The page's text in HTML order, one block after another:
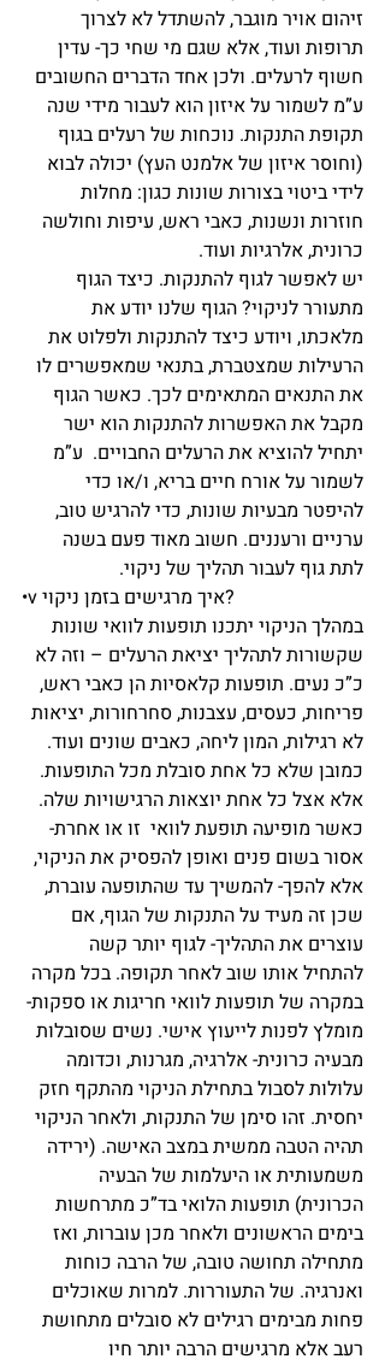
זיהום אויר מוגבר, להשתדל לא לצרוך
תרופות ועוד, אלא שגם מי שחי כך- עדין
חשוף לרעלים. ולכן אחד הדברים החשובים
ע”מ לשמור על איזון הוא לעבור מידי שנה
תקופת התנקות. נוכחות של רעלים בגוף
(וחוסר איזון של אלמנט העץ) יכולה לבוא
לידי ביטוי בצורות שונות כגון: מחלות
חוזרות ונשנות, כאבי ראש, עיפות וחולשה
כרונית, אלרגיות ועוד.
יש לאפשר לגוף להתנקות. כיצד הגוף
מתעורר לניקוי? הגוף שלנו יודע את
מלאכתו, ויודע כיצד להתנקות ולפלוט את
הרעילות שמצטברת, בתנאי שמאפשרים לו
את התנאים המתאימים לכך. כאשר הגוף
מקבל את האפשרות להתנקות הוא ישר
יתחיל להוציא את הרעלים החבויים.  ע”מ
לשמור על אורח חיים בריא, ו/או כדי
להיפטר מבעיות שונות, כדי להרגיש טוב,
ערניים ורעננים. חשוב מאוד פעם בשנה
לתת גוף לעבור תהליך של ניקוי.
•v איך מרגישים בזמן ניקוי?
במהלך הניקוי יתכנו תופעות לוואי שונות
שקשורות לתהליך יציאת הרעלים – וזה לא
כ”כ נעים. תופעות קלאסיות הן כאבי ראש,
פריחות, כעסים, עצבנות, סחרחורות, יציאות
לא רגילות, המון ליחה, כאבים שונים ועוד.
כמובן שלא כל אחת סובלת מכל התופעות.
אלא אצל כל אחת יוצאות הרגישויות שלה.
כאשר מופיעה תופעת לוואי  זו או אחרת-
אסור בשום פנים ואופן להפסיק את הניקוי,
אלא להפך- להמשיך עד שהתופעה עוברת,
שכן זה מעיד על התנקות של הגוף, אם
עוצרים את התהליך- לגוף יותר קשה
להתחיל אותו שוב לאחר תקופה. בכל מקרה
במקרה של תופעות לוואי חריגות או ספקות-
מומלץ לפנות לייעוץ אישי. נשים שסובלות
מבעיה כרונית- אלרגיה, מגרנות, וכדומה
עלולות לסבול בתחילת הניקוי מהתקף חזק
יחסית. זהו סימן של התנקות, ולאחר הניקוי
תהיה הטבה ממשית במצב האישה. (ירידה
משמעותית או היעלמות של הבעיה
הכרונית) תופעות הלואי בד”כ מתרחשות
בימים הראשונים ולאחר מכן עוברות, ואז
מתחילה תחושה טובה, של הרבה כוחות
ואנרגיה. של התעוררות. למרות שאוכלים
פחות מבימים רגילים לא סובלים מתחושת
רעב אלא מרגישים הרבה יותר חיו